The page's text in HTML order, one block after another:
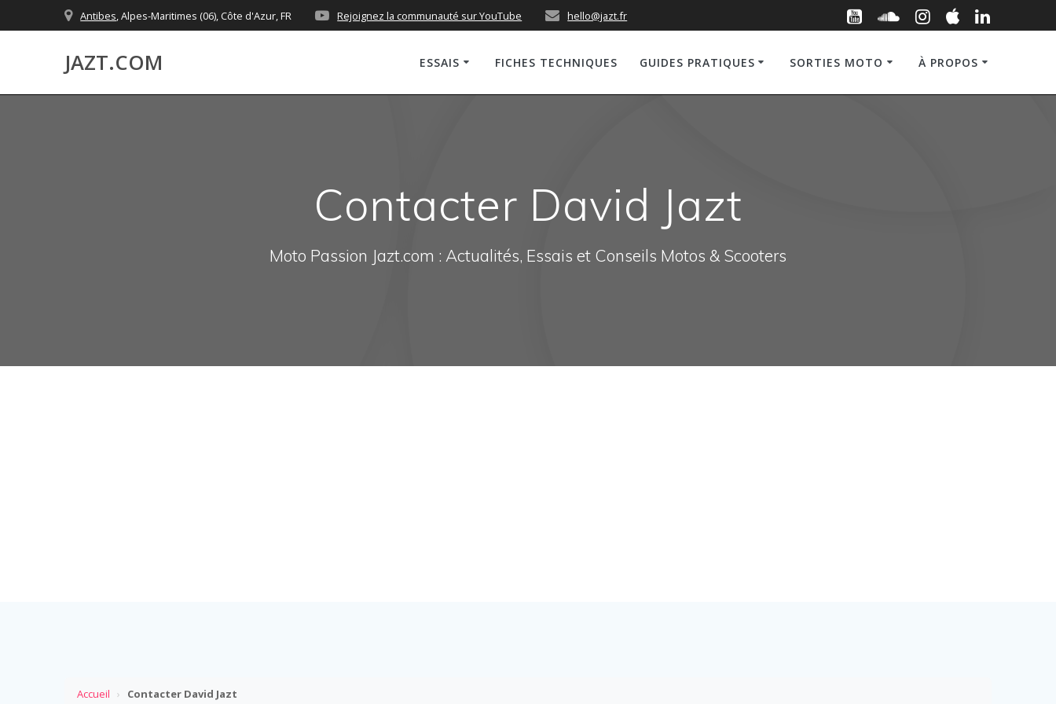
to
Antibes, Alpes-Maritimes (06), Côte d'Azur, FR Rejoignez la communauté sur YouTube hello@jazt.fr
JAZT.COM ESSAIS FICHES TECHNIQUES GUIDES PRATIQUES SORTIES MOTO À PROPOS
Contacter David Jazt
Moto Passion Jazt.com : Actualités, Essais et Conseils Motos & Scooters
Accueil › Contacter David Jazt